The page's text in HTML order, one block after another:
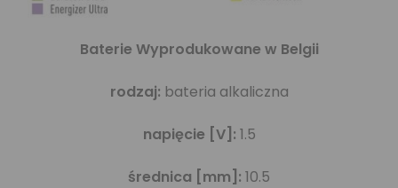
Baterie Wyprodukowane w Belgii
rodzaj: bateria alkaliczna
napięcie [V]: 1.5
średnica [mm]: 10.5